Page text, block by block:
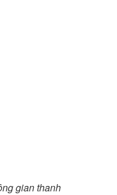
gian thanh